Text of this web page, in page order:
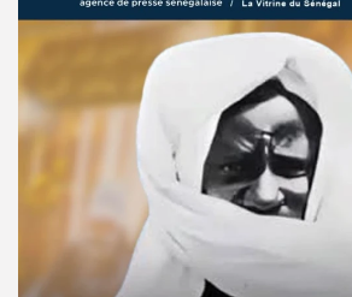
© Copyright 2025, APS